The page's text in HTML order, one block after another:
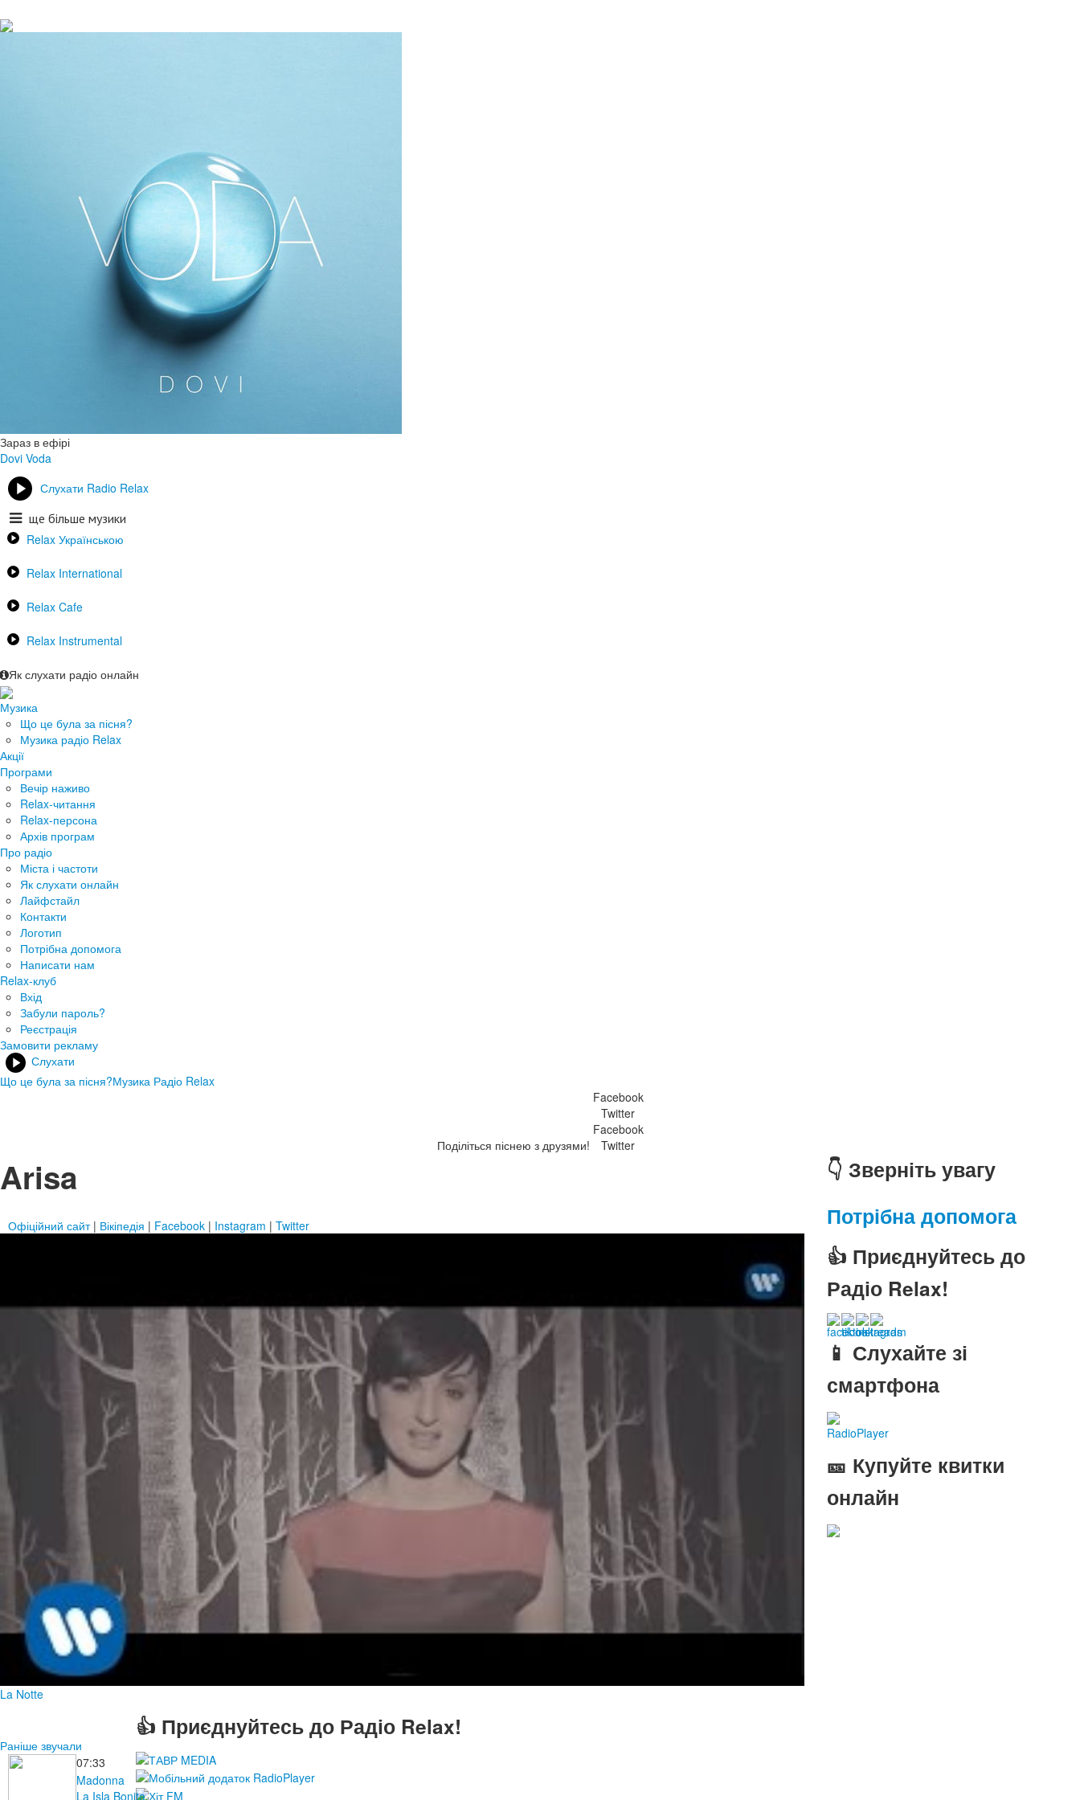
Зараз в ефірі
Dovi Voda
Раніше звучали
07:33
Madonna
La Isla Bonita
Слухати Radio Relax
ще більше музики
Relax Українською
Relax International
Relax Cafe
Relax Instrumental
Як слухати радіо онлайн
Музика
Що це була за пісня?
Музика радіо Relax
Акції
Програми
Вечір наживо
Relax-читання
Relax-персона
Архів програм
Про радіо
Міста і частоти
Як слухати онлайн
Лайфстайл
Контакти
Логотип
Потрібна допомога
Написати нам
Relax-клуб
Вхід
Забули пароль?
Реєстрація
Замовити рекламу
Слухати
Що це була за пісня?Музика Радіо Relax
Поділіться піснею з друзями!
Facebook
Twitter
Facebook
Twitter
Arisa
Офіційний сайт| Вікіпедія | Facebook | Instagram | Twitter
La Notte
👇 Зверніть увагу
Потрібна допомога
👍 Приєднуйтесь до
Радіо Relax!
📱 Слухайте зі
смартфона
RadioPlayer
🎫 Купуйте квитки
онлайн
👍 Приєднуйтесь до Радіо Relax!